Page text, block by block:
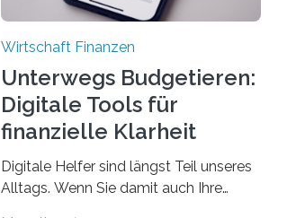
Wirtschaft Finanzen
Unterwegs Budgetieren:
Digitale Tools für
finanzielle Klarheit
Digitale Helfer sind längst Teil unseres
Alltags. Wenn Sie damit auch Ihre